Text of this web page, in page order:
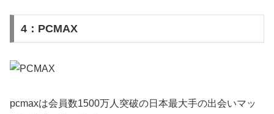
4：PCMAX
pcmaxは会員数1500万人突破の日本最大手の出会いマッ